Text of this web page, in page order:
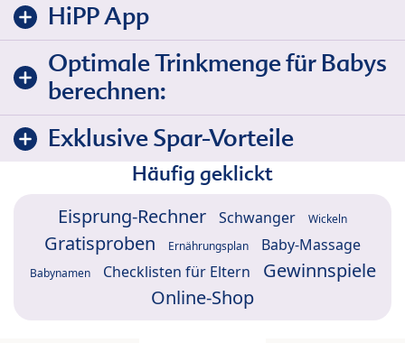
HiPP App
Optimale Trinkmenge für Babys
berechnen:
Exklusive Spar-Vorteile
Häufig geklickt
Eisprung-Rechner Schwanger Wickeln
Gratisproben Ernährungsplan Baby-Massage
Babynamen Checklisten für Eltern
Gewinnspiele
Online-Shop